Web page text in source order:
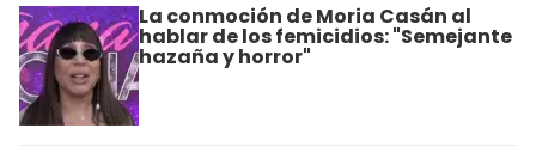
La conmoción de Moria Casán al
hablar de los femicidios: "Semejante
hazaña y horror"